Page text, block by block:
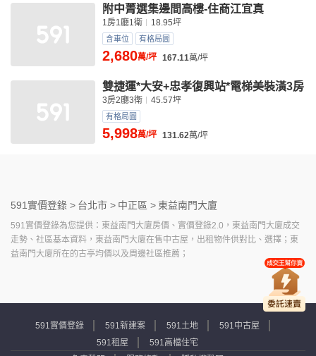
附中菁選集邊間高樓-住商江宜真
1房1廳1衛 18.95坪
含車位 有格局圖
2,680萬/坪 167.11萬/坪
雙捷運*大安+忠孝復興站*電梯美裝潢3房
3房2廳3衛 45.57坪
有格局圖
5,998萬/坪 131.62萬/坪
591實價登錄 > 台北市 > 中正區 > 東益南門大廈
591實價登錄為您提供：東益南門大廈房價、實價登錄2.0，東益南門大廈成交
走勢、社區基本資料，東益南門大廈在售中古屋，出租物件供對比、選擇；東
益南門大廈所在的古亭均價以及周邊社區推薦；
591實價登錄 591新建案 591土地
591中古屋
591租屋
591高檔住宅